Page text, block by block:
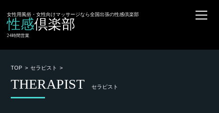
女性用風俗・女性向けマッサージなら全国出張の性感倶楽部
性感倶楽部
24時間営業
TOP セラピスト
THERAPIST セラピスト